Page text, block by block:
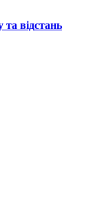
відстань